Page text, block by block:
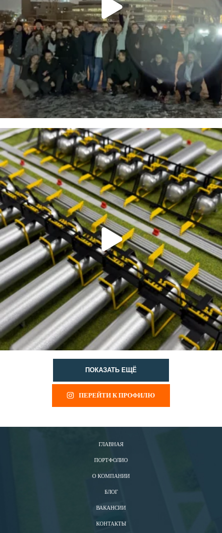
ПОКАЗАТЬ ЕЩЁ
ПЕРЕЙТИ К ПРОФИЛЮ
ГЛАВНАЯ
ПОРТФОЛИО
О КОМПАНИИ
БЛОГ
ВАКАНСИИ
КОНТАКТЫ